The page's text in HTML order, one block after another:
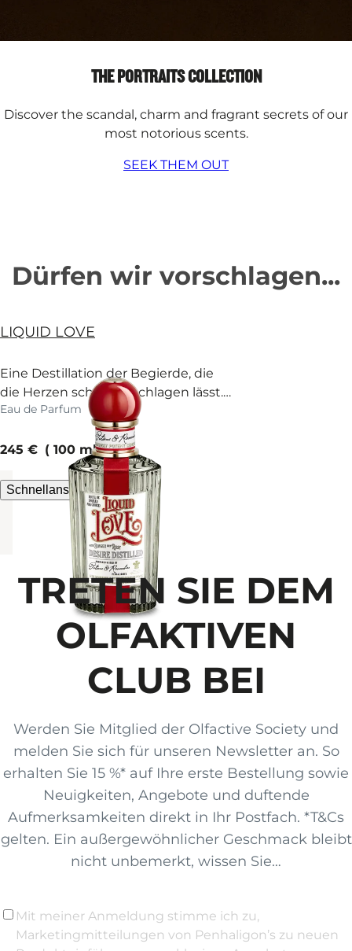
THE PORTRAITS COLLECTION
Discover the scandal, charm and fragrant secrets of our
most notorious scents.
SEEK THEM OUT
Dürfen wir vorschlagen...
LIQUID LOVE
Eine Destillation der Begierde, die
die Herzen schneller schlagen lässt.
Du Glückspilz!
Eau de Parfum
current price
245 € 100 ml
Schnellansicht
TRETEN SIE DEM
OLFAKTIVEN
CLUB BEI
Werden Sie Mitglied der Olfactive Society und
melden Sie sich für unseren Newsletter an. So
erhalten Sie 15 %* auf Ihre erste Bestellung sowie
Neuigkeiten, Angebote und duftende
Aufmerksamkeiten direkt in Ihr Postfach. *T&Cs
gelten. Ein außergewöhnlicher Geschmack bleibt
nicht unbemerkt, wissen Sie…
Mit meiner Anmeldung stimme ich zu,
Marketingmitteilungen von Penhaligon’s zu neuen